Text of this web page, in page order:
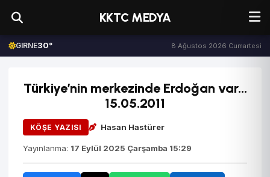
KKTC MEDYA
GIRNE30° 8 Ağustos 2026 Cumartesi
Türkiye’nin merkezinde Erdoğan var...
15.05.2011
KÖŞE YAZISI Hasan Hastürer
Yayınlanma: 17 Eylül 2025 Çarşamba 15:29